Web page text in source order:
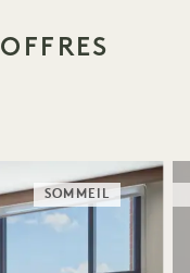
SOMMEIL